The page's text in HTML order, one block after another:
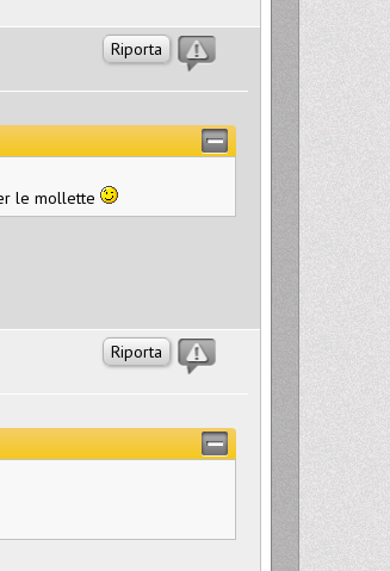
Riporta
le mollette
Riporta